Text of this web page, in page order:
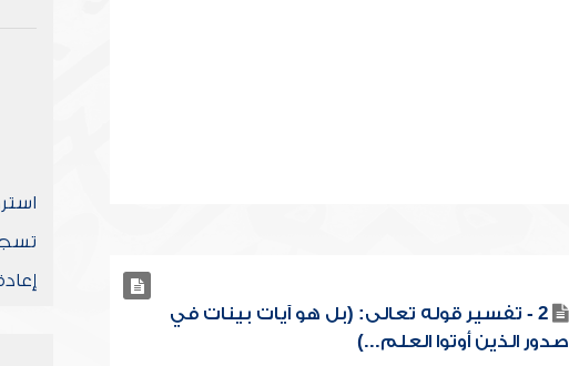
2 - تفسير قوله تعالى: (بل هو آيات بينات في
صدور الذين أوتوا العلم...)